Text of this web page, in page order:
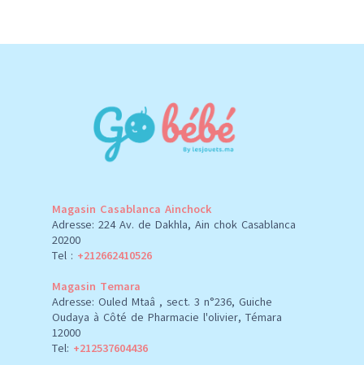
Magasin Casablanca Ainchock
Adresse: 224 Av. de Dakhla, Ain chok Casablanca
20200
Tel : +212662410526
Magasin Temara
Adresse: Ouled Mtaâ , sect. 3 n°236, Guiche
Oudaya à Côté de Pharmacie l'olivier, Témara
12000
Tel: +212537604436